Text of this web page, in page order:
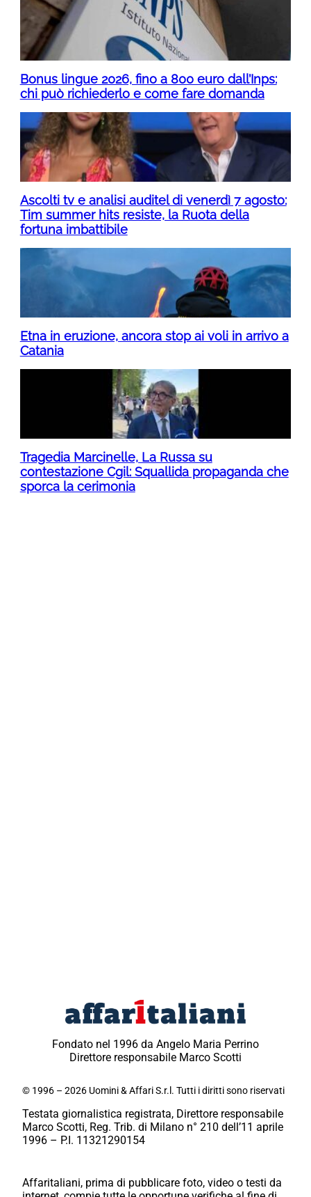
Bonus lingue 2026, fino a 800 euro dall’Inps:
chi può richiederlo e come fare domanda
Ascolti tv e analisi auditel di venerdì 7 agosto:
Tim summer hits resiste, la Ruota della
fortuna imbattibile
Etna in eruzione, ancora stop ai voli in arrivo a
Catania
Tragedia Marcinelle, La Russa su
contestazione Cgil: Squallida propaganda che
sporca la cerimonia
Fondato nel 1996 da Angelo Maria Perrino
Direttore responsabile Marco Scotti
© 1996 – 2026 Uomini & Affari S.r.l. Tutti i diritti sono riservati
Testata giornalistica registrata, Direttore responsabile
Marco Scotti, Reg. Trib. di Milano n° 210 dell’11 aprile
1996 – P.I. 11321290154
Affaritaliani, prima di pubblicare foto, video o testi da